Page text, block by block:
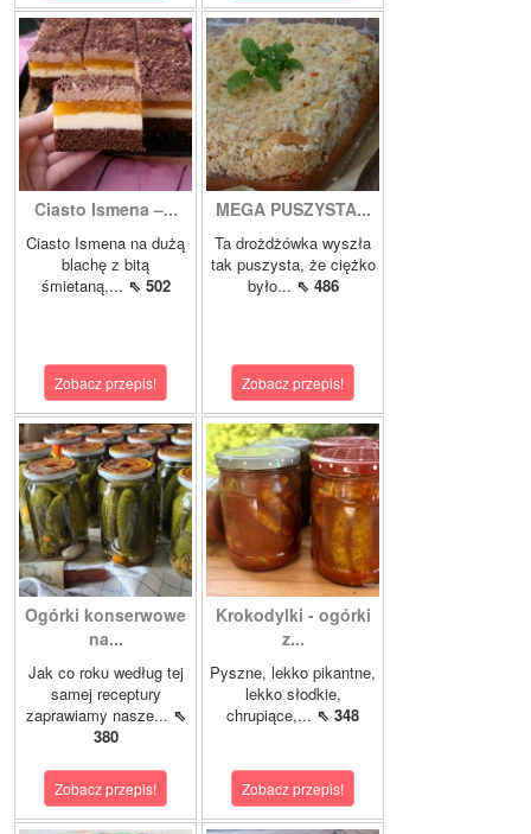
Ciasto Ismena –...
Ciasto Ismena na dużą
blachę z bitą
śmietaną,... ⇖ 502
Zobacz przepis!
MEGA PUSZYSTA...
Ta drożdżówka wyszła
tak puszysta, że ciężko
było... ⇖ 486
Zobacz przepis!
Ogórki konserwowe
na...
Jak co roku według tej
samej receptury
zaprawiamy nasze... ⇖
380
Zobacz przepis!
Krokodylki - ogórki
z...
Pyszne, lekko pikantne,
lekko słodkie,
chrupiące,... ⇖ 348
Zobacz przepis!